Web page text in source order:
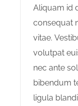
Aliquam id
consequat
vitae.
volutpat
nec ante
bibendum
ligula